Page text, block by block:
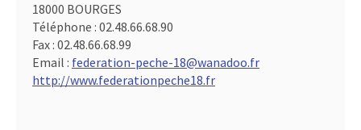
18000 BOURGES
Téléphone : 02.48.66.68.90
Fax : 02.48.66.68.99
Email : federation-peche-18@wanadoo.fr
http://www.federationpeche18.fr